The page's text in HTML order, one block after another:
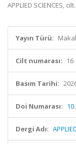
APPLIED SCIENCES,
Yayın Türü:
Cilt numarası: 16
Basım Tarihi:
Doi Numarası:
Dergi Adı: